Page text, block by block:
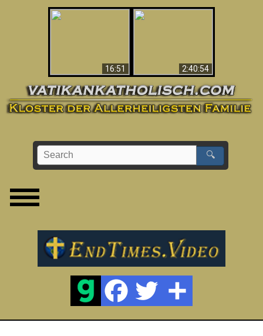
16:51
2:40:54
🔍